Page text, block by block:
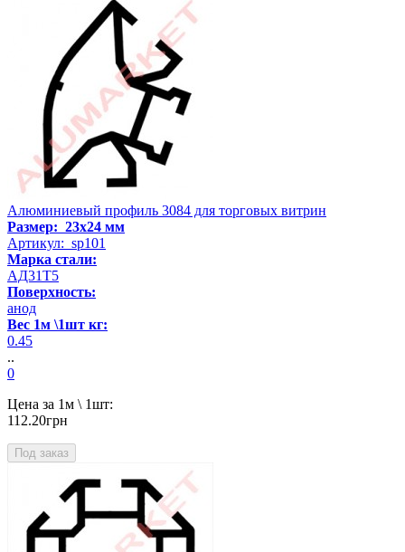
Алюминиевый профиль 3084 для торговых витрин
Размер: 23x24 мм
Артикул: sp101
Марка стали:
АД31Т5
Поверхность:
анод
Вес 1м \1шт кг:
0.45
..
0
Цена за 1м \ 1шт:
112.20грн
Под заказ